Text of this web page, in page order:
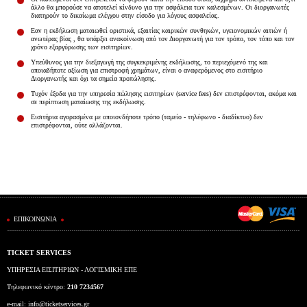
Είσοδος διαχειριστή
άλλο θα μπορούσε να αποτελεί κίνδυνο για την ασφάλεια των καλεσμένων. Οι διοργανωτές
διατηρούν το δικαίωμα ελέγχου στην είσοδο για λόγους ασφαλείας.
Εαν η εκδήλωση ματαιωθεί οριστικά, εξαιτίας καιρικών συνθηκών, υγειονομικών αιτιών ή
ανωτέρας βίας , θα υπάρξει ανακοίνωση από τον Διοργανωτή για τον τρόπο, τον τόπο και τον
χρόνο εξαργύρωσης των εισιτηρίων.
Υπεύθυνος για την διεξαγωγή της συγκεκριμένης εκδήλωσης, το περιεχόμενό της και
οποιαδήποτε αξίωση για επιστροφή χρημάτων, είναι ο αναφερόμενος στο εισιτήριο
Διοργανωτής και όχι τα σημεία προπώλησης.
Τυχόν έξοδα για την υπηρεσία πώλησης εισιτηρίων (service fees) δεν επιστρέφονται, ακόμα και
σε περίπτωση ματαίωσης της εκδήλωσης.
Εισιτήρια αγορασμένα με οποιονδήποτε τρόπο (ταμείο - τηλέφωνο - διαδίκτυο) δεν
επιστρέφονται, ούτε αλλάζονται.
ΕΠΙΚΟΙΝΩΝΙΑ
TICKET SERVICES
ΥΠΗΡΕΣΙΑ ΕΙΣΙΤΗΡΙΩΝ - ΛΟΓΙΣΜΙΚΗ ΕΠΕ
Τηλεφωνικό κέντρο: 210 7234567
e-mail: info@ticketservices.gr